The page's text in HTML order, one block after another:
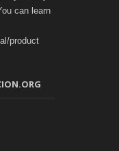
can learn
product